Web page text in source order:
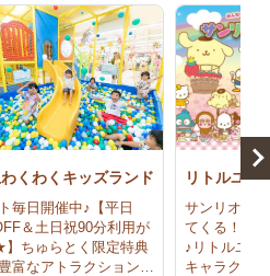
くわくキッズランド
毎日開催中♪【平日
＆土日祝90分利用が
ちゅらとく限定特典
富なアトラクションか
リトルユニ
サンリオピ
てくる！お
♪リトルユニ
キャラクタ